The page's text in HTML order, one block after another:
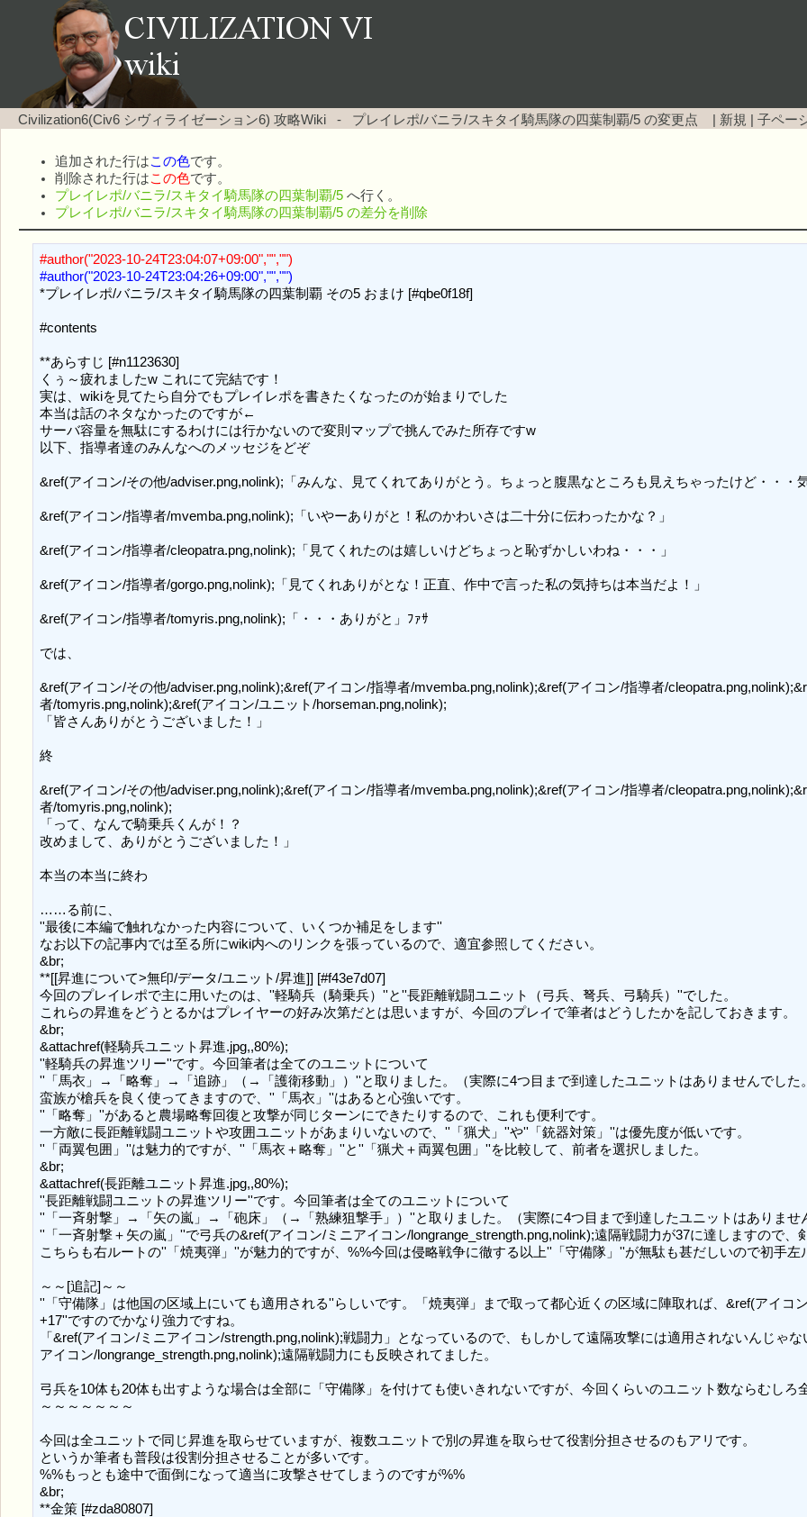
Civilization6(Civ6 シヴィライゼーション6) 攻略Wiki - プレイレポ/バニラ/スキタイ騎馬隊の四葉制覇/5 の変更点 | 新規 子ペー
追加された行はこの色です。
削除された行はこの色です。
プレイレポ/バニラ/スキタイ騎馬隊の四葉制覇/5 へ行く。
プレイレポ/バニラ/スキタイ騎馬隊の四葉制覇/5 の差分を削除
#author("2023-10-24T23:04:07+09:00","","")
#author("2023-10-24T23:04:26+09:00","","")
*プレイレポ/バニラ/スキタイ騎馬隊の四葉制覇 その5 おまけ [#qbe0f18f]
#contents
**あらすじ [#n1123630]
くぅ～疲れましたw これにて完結です！
実は、wikiを見てたら自分でもプレイレポを書きたくなったのが始まりでした
本当は話のネタなかったのですが←
サーバ容量を無駄にするわけには行かないので変則マップで挑んでみた所存ですw
以下、指導者達のみんなへのメッセジをどぞ
&ref(アイコン/その他/adviser.png,nolink);「みんな、見てくれてありがとう。ちょっと腹黒なところも見えちゃったけど・・・
&ref(アイコン/指導者/mvemba.png,nolink);「いやーありがと！私のかわいさは二十分に伝わったかな？」
&ref(アイコン/指導者/cleopatra.png,nolink);「見てくれたのは嬉しいけどちょっと恥ずかしいわね・・・」
&ref(アイコン/指導者/gorgo.png,nolink);「見てくれありがとな！正直、作中で言った私の気持ちは本当だよ！」
&ref(アイコン/指導者/tomyris.png,nolink);「・・・ありがと」ﾌｧｻ
では、
&ref(アイコン/その他/adviser.png,nolink);&ref(アイコン/指導者/mvemba.png,nolink);&ref(アイコン/指導者/
者/tomyris.png,nolink);&ref(アイコン/ユニット/horseman.png,nolink);
「皆さんありがとうございました！」
終
&ref(アイコン/その他/adviser.png,nolink);&ref(アイコン/指導者/mvemba.png,nolink);&ref(アイコン/指導者/
者/tomyris.png,nolink);
「って、なんで騎乗兵くんが！？
改めまして、ありがとうございました！」
本当の本当に終わ
……る前に、
''最後に本編で触れなかった内容について、いくつか補足をします''
なお以下の記事内では至る所にwiki内へのリンクを張っているので、適宜参照してください。
&br;
**[[昇進について>無印/データ/ユニット/昇進]] [#f43e7d07]
今回のプレイレポで主に用いたのは、''軽騎兵（騎乗兵）''と''長距離戦闘ユニット（弓兵、弩兵、弓騎兵）''でした。
これらの昇進をどうとるかはプレイヤーの好み次第だとは思いますが、今回のプレイで筆者はどうしたかを記しておきます。
&br;
&attachref(軽騎兵ユニット昇進.jpg,,80%);
''軽騎兵の昇進ツリー''です。今回筆者は全てのユニットについて
''「馬衣」→「略奪」→「追跡」（→「護衛移動」）''と取りました。（実際に4つ目まで到達したユニットはありませんでした
蛮族が槍兵を良く使ってきますので、''「馬衣」''はあると心強いです。
''「略奪」''があると農場略奪回復と攻撃が同じターンにできたりするので、これも便利です。
一方敵に長距離戦闘ユニットや攻囲ユニットがあまりいないので、''「猟犬」''や''「銃器対策」''は優先度が低いです。
''「両翼包囲」''は魅力的ですが、''「馬衣＋略奪」''と''「猟犬＋両翼包囲」''を比較して、前者を選択しました。
&br;
&attachref(長距離ユニット昇進.jpg,,80%);
''長距離戦闘ユニットの昇進ツリー''です。今回筆者は全てのユニットについて
''「一斉射撃」→「矢の嵐」→「砲床」（→「熟練狙撃手」）''と取りました。（実際に4つ目まで到達したユニットはありませ
''「一斉射撃＋矢の嵐」''で弓兵の&ref(アイコン/ミニアイコン/longrange_strength.png,nolink);遠隔戦闘力が37に達しますので
こちらも右ルートの''「焼夷弾」''が魅力的ですが、%%今回は侵略戦争に徹する以上''「守備隊」''が無駄も甚だしいので初手左
～～[追記]～～
''「守備隊」は他国の区域上にいても適用される''らしいです。「焼夷弾」まで取って都心近くの区域に陣取れば、&ref(アイコ
+17''ですのでかなり強力ですね。
「&ref(アイコン/ミニアイコン/strength.png,nolink);戦闘力」となっているので、もしかして遠隔攻撃には適用されないんじゃ
アイコン/longrange_strength.png,nolink);遠隔戦闘力にも反映されてました。
弓兵を10体も20体も出すような場合は全部に「守備隊」を付けても使いきれないですが、今回くらいのユニット数ならむし
～～～～～～～
今回は全ユニットで同じ昇進を取らせていますが、複数ユニットで別の昇進を取らせて役割分担させるのもアリです。
というか筆者も普段は役割分担させることが多いです。
%%もっとも途中で面倒になって適当に攻撃させてしまうのですが%%
&br;
**金策 [#zda80807]